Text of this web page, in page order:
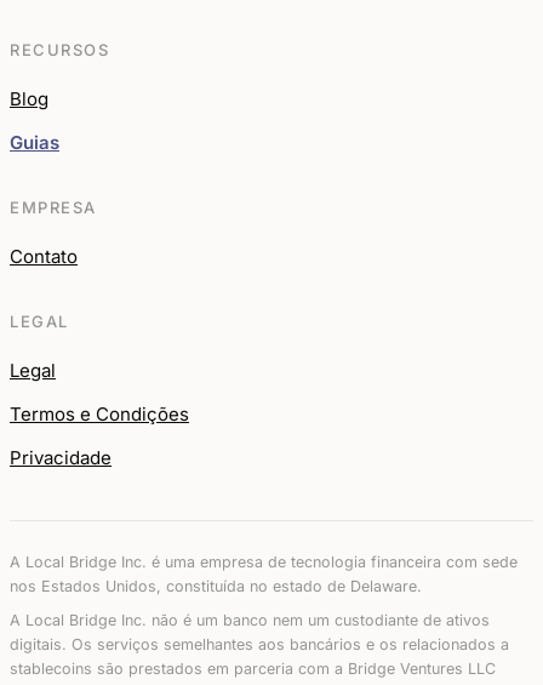
RECURSOS
Blog
Guias
EMPRESA
Contato
LEGAL
Legal
Termos e Condições
Privacidade
A Local Bridge Inc. é uma empresa de tecnologia financeira com sede
nos Estados Unidos, constituída no estado de Delaware.
A Local Bridge Inc. não é um banco nem um custodiante de ativos
digitais. Os serviços semelhantes aos bancários e os relacionados a
stablecoins são prestados em parceria com a Bridge Ventures LLC